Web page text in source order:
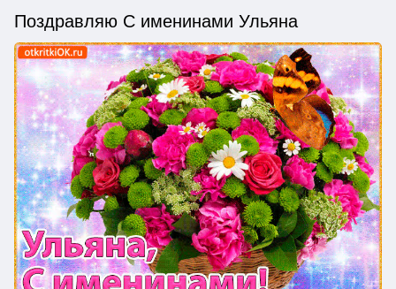
Поздравляю С именинами Ульяна